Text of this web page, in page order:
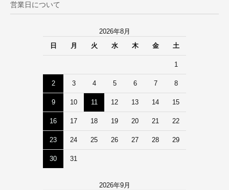
営業日について
2026年8月
日
月 火 水 木 金 土
1
2 3 4 5 6 7 8
9 10 11 12 13 14 15
16 17 18 19 20 21 22
23 24 25 26 27 28 29
30 31
2026年9月